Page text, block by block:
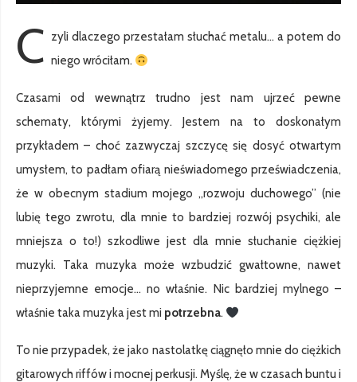
C zyli dlaczego przestałam słuchać metalu… a potem do
niego wróciłam.
Czasami od wewnątrz trudno jest nam ujrzeć pewne
schematy, którymi żyjemy. Jestem na to doskonałym
przykładem – choć zazwyczaj szczycę się dosyć otwartym
umysłem, to padłam ofiarą nieświadomego przeświadczenia,
że w obecnym stadium mojego „rozwoju duchowego” (nie
lubię tego zwrotu, dla mnie to bardziej rozwój psychiki, ale
mniejsza o to!) szkodliwe jest dla mnie słuchanie ciężkiej
muzyki. Taka muzyka może wzbudzić gwałtowne, nawet
nieprzyjemne emocje… no właśnie. Nic bardziej mylnego –
właśnie taka muzyka jest mi potrzebna.
To nie przypadek, że jako nastolatkę ciągnęło mnie do ciężkich
gitarowych riffów i mocnej perkusji. Myślę, że w czasach buntu i